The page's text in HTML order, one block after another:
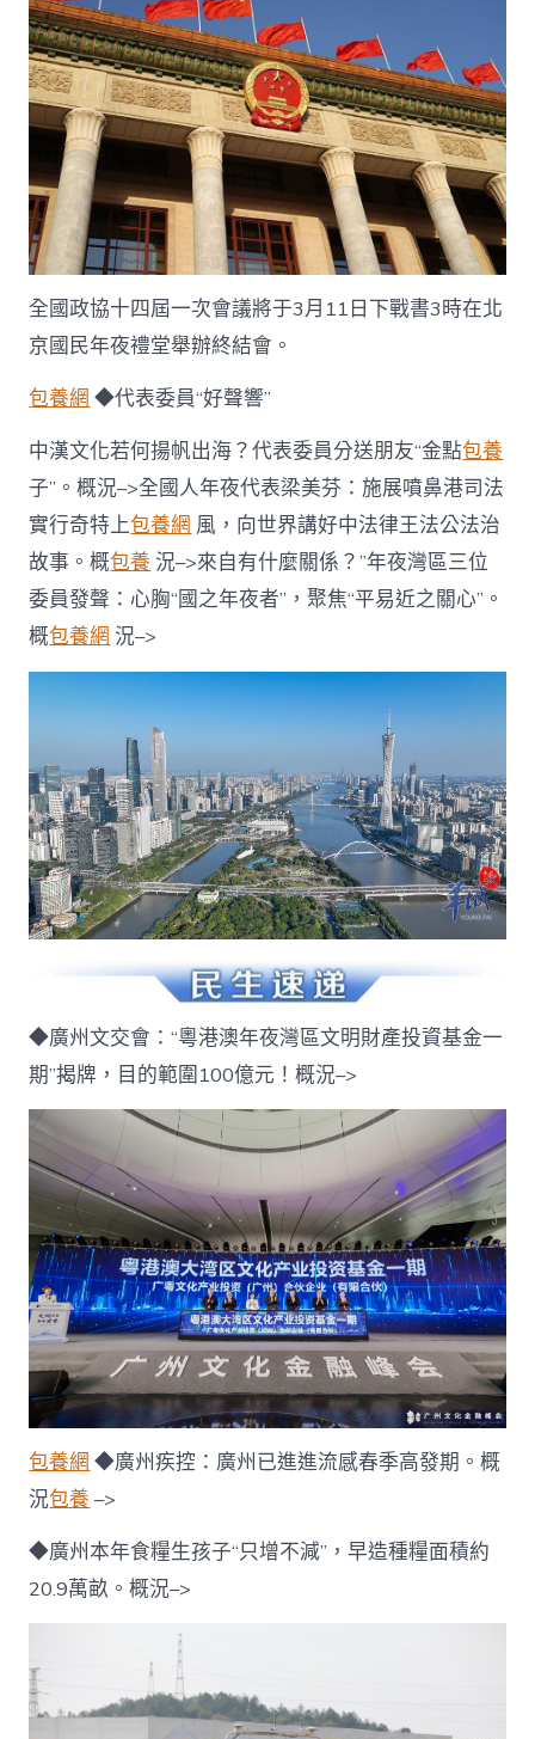
舉
行
閉
幕
會〉
中
全國政協十四屆一次會議將于3月11日下戰書3時在北
京國民年夜禮堂舉辦終結會。
包養網 ◆代表委員“好聲響”
中漢文化若何揚帆出海？代表委員分送朋友“金點包養
子”。概況–>全國人年夜代表梁美芬：施展噴鼻港司法
實行奇特上包養網 風，向世界講好中法律王法公法治
故事。概包養 況–>來自有什麼關係？”年夜灣區三位
委員發聲：心胸“國之年夜者”，聚焦“平易近之關心”。
概包養網 況–>
◆廣州文交會：“粵港澳年夜灣區文明財產投資基金一
期”揭牌，目的範圍100億元！概況–>
包養網 ◆廣州疾控：廣州已進進流感春季高發期。概
況包養 –>
◆廣州本年食糧生孩子“只增不減”，早造種糧面積約
20.9萬畝。概況–>